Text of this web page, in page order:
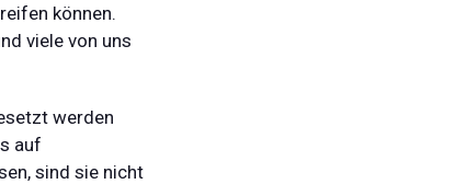
können.
viele von uns
werden
auf
sind sie nicht